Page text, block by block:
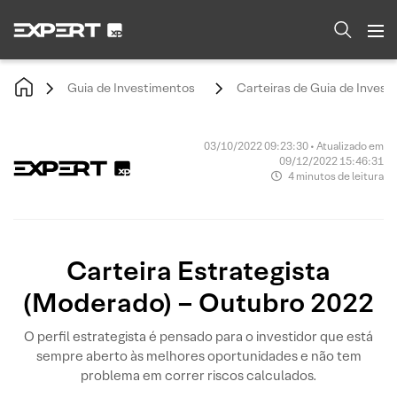
Guia de Investimentos Carteiras de Guia de
03/10/2022 09:23:30 • Atualizado em
09/12/2022 15:46:31
4 minutos de leitura
Carteira Estrategista
(Moderado) – Outubro 2022
O perfil estrategista é pensado para o investidor que está
sempre aberto às melhores oportunidades e não tem
problema em correr riscos calculados.